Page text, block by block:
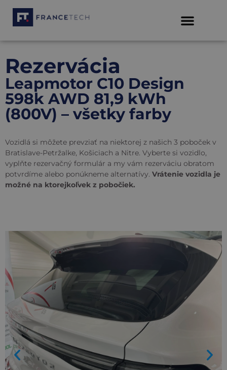
Rezervácia
Leapmotor C10 Design
598k AWD 81,9 kWh
(800V) – všetky farby
Vozidlá si môžete prevziať na niektorej z našich 3 poboček v
Bratislave-Petržalke, Košiciach a Nitre. Vyberte si vozidlo,
vyplňte rezervačný formulár a my vám rezerváciu obratom
potvrdíme alebo ponúkneme alternatívy. Vrátenie vozidla je
možné na ktorejkoľvek z pobočiek.